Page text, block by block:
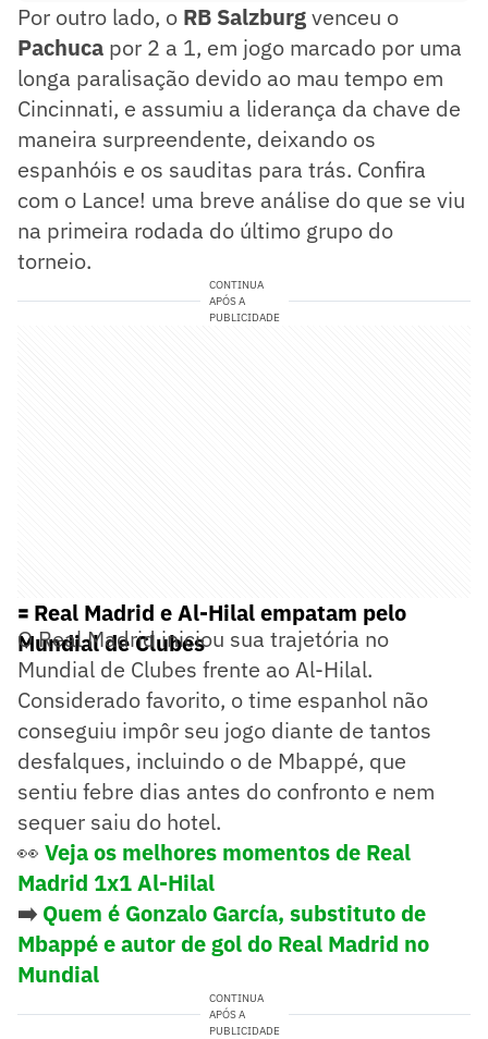
Por outro lado, o RB Salzburgvenceu o
Pachuca por 2 a 1, em jogo marcado por uma
longa paralisação devido ao mau tempo em
Cincinnati, e assumiu a liderança da chave de
maneira surpreendente, deixando os
espanhóis e os sauditas para trás. Confira
com o Lance! uma breve análise do que se viu
na primeira rodada do último grupo do
torneio.
CONTINUA
APÓS A
PUBLICIDADE
🟰 Real Madrid e Al-Hilal empatam pelo
Mundial de Clubes
O Real Madrid iniciou sua trajetória no
Mundial de Clubes frente ao Al-Hilal.
Considerado favorito, o time espanhol não
conseguiu impôr seu jogo diante de tantos
desfalques, incluindo o de Mbappé, que
sentiu febre dias antes do confronto e nem
sequer saiu do hotel.
👀 Veja os melhores momentos de Real
Madrid 1x1 Al-Hilal
➡️ Quem é Gonzalo García, substituto de
Mbappé e autor de gol do Real Madrid no
Mundial
CONTINUA
APÓS A
PUBLICIDADE